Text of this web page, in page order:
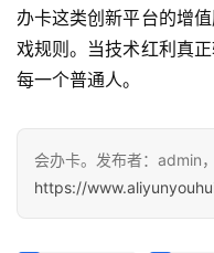
办卡这类创新平台的增
戏规则。当技术红利真
每一个普通人。
会办卡。发布者：admin
https://